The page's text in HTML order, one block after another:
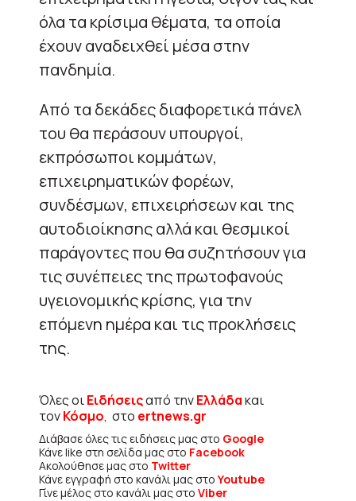
όλα τα κρίσιμα θέματα, τα οποία
έχουν αναδειχθεί μέσα στην
πανδημία.
Από τα δεκάδες διαφορετικά πάνελ
του θα περάσουν υπουργοί,
εκπρόσωποι κομμάτων,
επιχειρηματικών φορέων,
συνδέσμων, επιχειρήσεων και της
αυτοδιοίκησης αλλά και θεσμικοί
παράγοντες που θα συζητήσουν για
τις συνέπειες της πρωτοφανούς
υγειονομικής κρίσης, για την
επόμενη ημέρα και τις προκλήσεις
της.
Όλες οιΕιδήσειςαπό τηνΕλλάδακαι
τονΚόσμο, στο ertnews.gr
Διάβασε όλες τις ειδήσεις μας στο Google
Κάνε like στη σελίδα μας στο Facebook
Ακολούθησε μας στο Twitter
Κάνε εγγραφή στο κανάλι μας στοYoutube
Γίνε μέλος στο κανάλι μας στο Viber